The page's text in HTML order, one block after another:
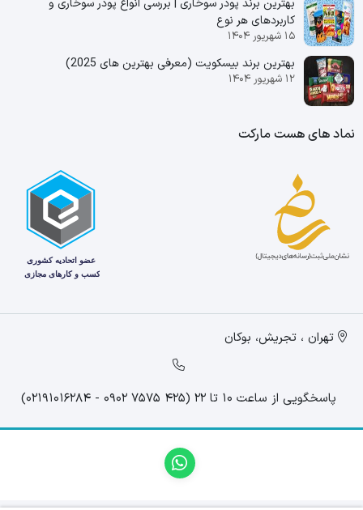
کاربردهای هر نوع
۱۵ شهریور ۱۴۰۴
بهترین برند بیسکویت (معرفی بهترین‌ های 2025)
۱۲ شهریور ۱۴۰۴
نماد های هست مارکت
تهران ، تجریش، بوکان
پاسخگویی از ساعت 10 تا 22 (425 7575 0902 - 02191016284)